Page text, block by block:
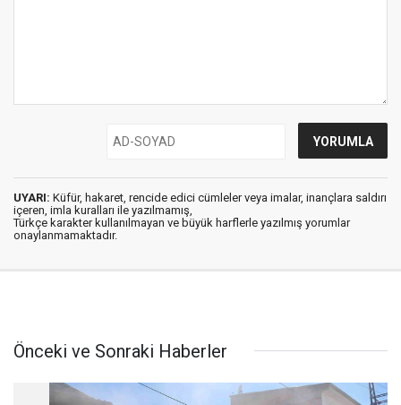
UYARI: Küfür, hakaret, rencide edici cümleler veya imalar, inançlara saldırı
içeren, imla kuralları ile yazılmamış,
Türkçe karakter kullanılmayan ve büyük harflerle yazılmış yorumlar
onaylanmamaktadır.
Önceki ve Sonraki Haberler